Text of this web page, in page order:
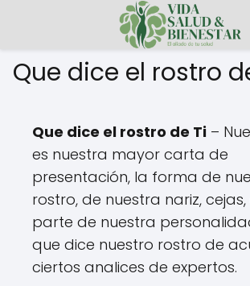
Que dice el rostro
Que dice el rostro de Ti –
es nuestra mayor carta de
presentación, la forma de
rostro, de nuestra nariz,
parte de nuestra
que dice nuestro rostro de
ciertos analices de expertos.